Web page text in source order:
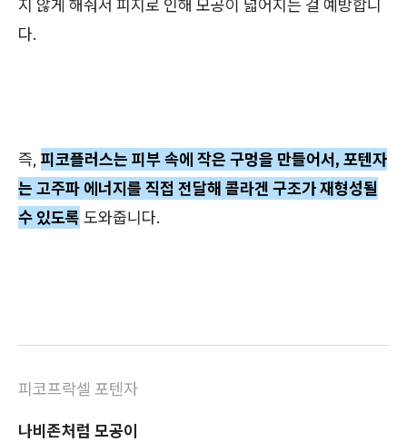
지 않게 해줘서 피지로 인해 모공이 넓어지는 걸 예방합니
다.
즉, 피코플러스는 피부 속에 작은 구멍을 만들어서, 포텐자
는 고주파 에너지를 직접 전달해 콜라겐 구조가 재형성될
수 있도록 도와줍니다.
피코프락셀 포텐자
나비존처럼 모공이